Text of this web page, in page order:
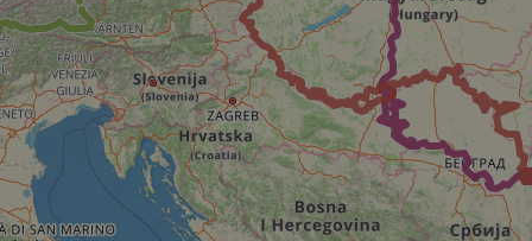
by sites
Usually
by the server.
zur
Zwecke zu
Dienst verwendet,
Cookies zu
muss